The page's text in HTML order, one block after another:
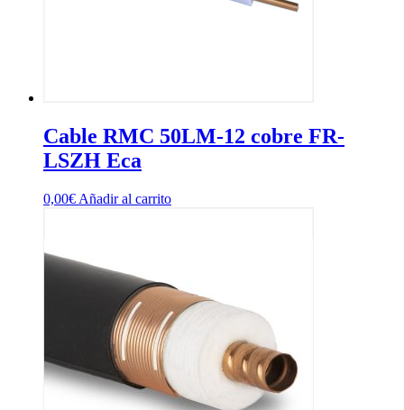
Cable RMC 50LM-12 cobre FR-
LSZH Eca
0,00€ Añadir al carrito